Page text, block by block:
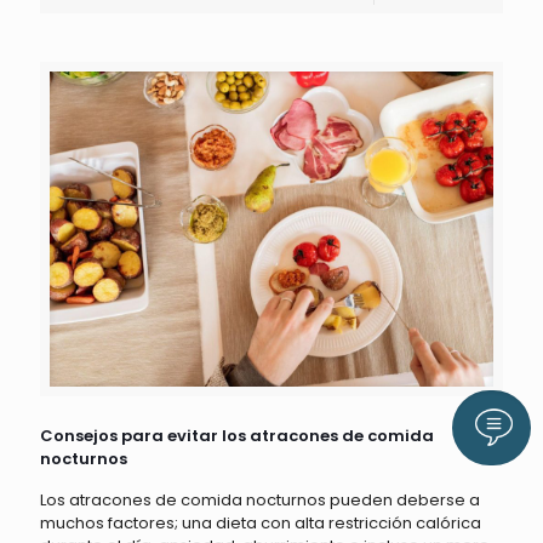
Consejos para evitar los atracones de comida
nocturnos
Los atracones de comida nocturnos pueden deberse a
muchos factores; una dieta con alta restricción calórica